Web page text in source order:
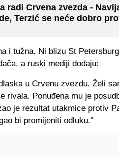
radi Crvena zvezda -
Terzić se neće dobro
i tužna. Ni blizu St
a ruski mediji dodaju:
u Crvenu zvezdu. Želi
rivala. Ponuđena mu je
je rezultat utakmice protiv
bi promijeniti odluku."